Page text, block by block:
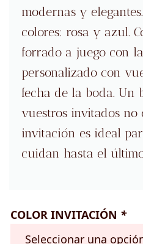
modernas y
colores: rosa y azul.
forrado a juego con
personalizado con
fecha de la boda. Un
vuestros invitados no
invitación es ideal
cuidan hasta el
COLOR INVITACIÓN *